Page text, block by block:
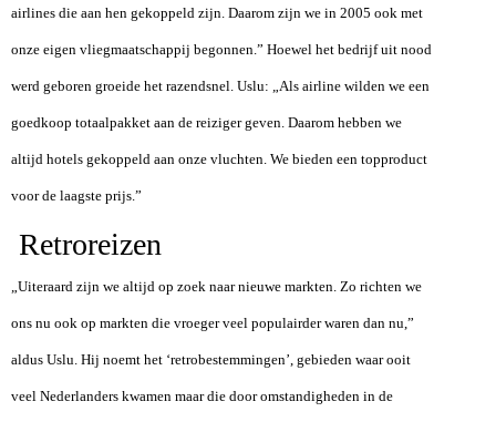
airlines die aan hen gekoppeld zijn. Daarom zijn we in 2005 ook met
onze eigen vliegmaatschappij begonnen.” Hoewel het bedrijf uit nood
werd geboren groeide het razendsnel. Uslu: „Als airline wilden we een
goedkoop totaalpakket aan de reiziger geven. Daarom hebben we
altijd hotels gekoppeld aan onze vluchten. We bieden een topproduct
voor de laagste prijs.”
Retroreizen
„Uiteraard zijn we altijd op zoek naar nieuwe markten. Zo richten we
ons nu ook op markten die vroeger veel populairder waren dan nu,”
aldus Uslu. Hij noemt het ‘retrobestemmingen’, gebieden waar ooit
veel Nederlanders kwamen maar die door omstandigheden in de